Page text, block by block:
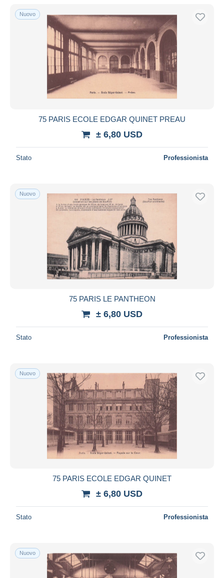
Nuovo
75 PARIS ECOLE EDGAR QUINET PREAU
± 6,80 USD
Stato Professionista
Nuovo
75 PARIS LE PANTHEON
± 6,80 USD
Stato Professionista
Nuovo
75 PARIS ECOLE EDGAR QUINET
± 6,80 USD
Stato Professionista
Nuovo